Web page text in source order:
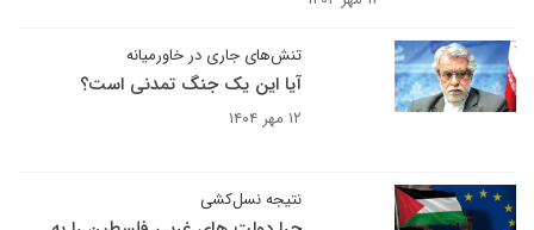
تنش‌های جاری در خاورمیانه
آیا این یک جنگ تمدنی است؟
۱۲ مهر ۱۴۰۴
نتیجه نسل‌کشی